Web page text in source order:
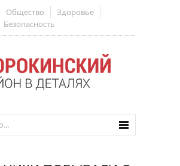
Общество
Здоровье
Безопасность